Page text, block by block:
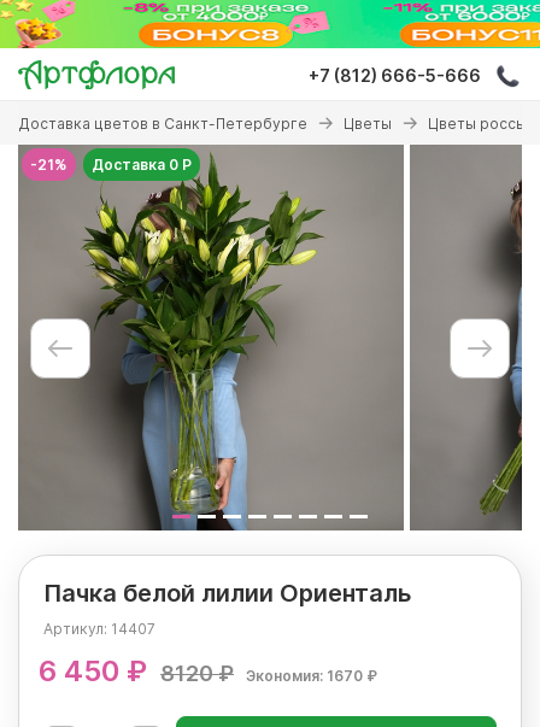
Перейти
основному
содержанию
+7 (812) 666-5-666
Вы
здесь
Доставка цветов в Санкт-Петербурге Цветы Цветы
-21% Доставка 0 Р
Пачка белой лилии Ориенталь
Артикул: 14407
6 450 ₽ 8120 ₽ Экономия: 1670 ₽